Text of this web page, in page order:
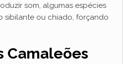
som, algumas espécies
sibilante ou chiado, forçando
Camaleões